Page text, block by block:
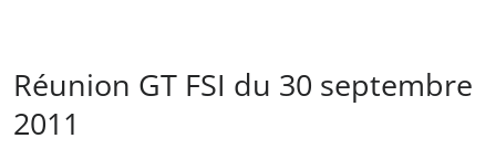
Réunion GT FSI du 30 septembre
2011